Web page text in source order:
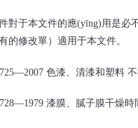
對于本文件的應(yīng)用是必不
的修改單）適用于本文件。
色漆、清漆和塑料
漆膜、膩子膜干燥時